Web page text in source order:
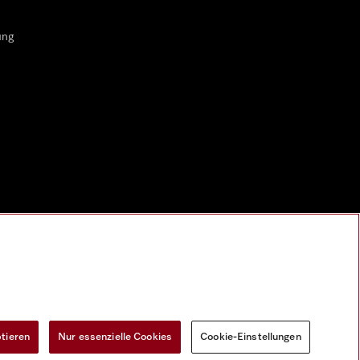
Nur essenzielle Cookies Cookie-Einstellungen